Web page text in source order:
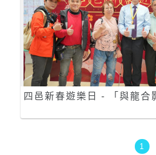
四邑新春遊樂日 - 「與龍合
1